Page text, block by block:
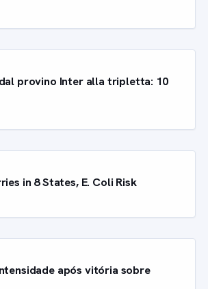
provino Inter alla tripletta: 10
in 8 States, E. Coli Risk
após vitória sobre